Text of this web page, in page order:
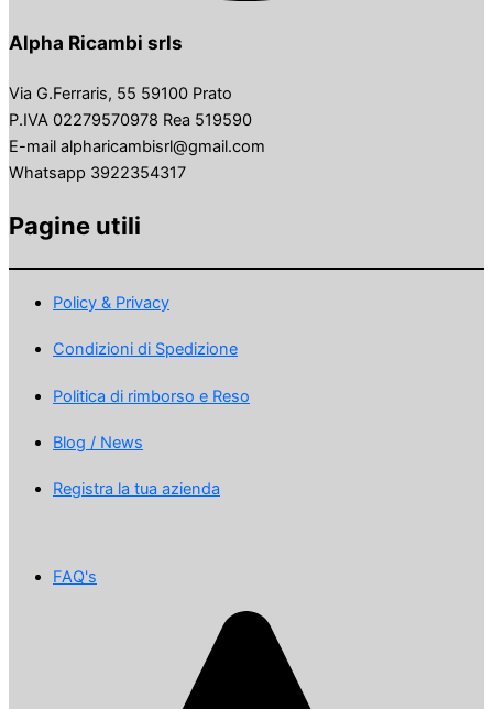
Alpha Ricambi srls
Via G.Ferraris, 55 59100 Prato
P.IVA 02279570978 Rea 519590
E-mail alpharicambisrl@gmail.com
Whatsapp 3922354317
Pagine utili
Policy & Privacy
Condizioni di Spedizione
Politica di rimborso e Reso
Blog / News
Registra la tua azienda
FAQ's